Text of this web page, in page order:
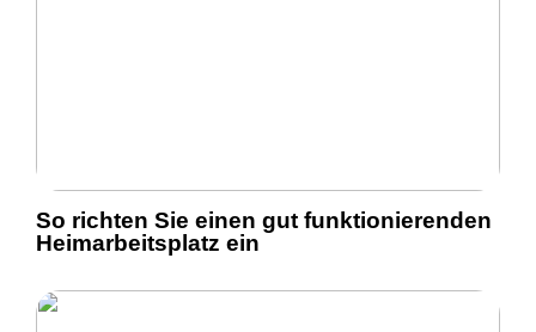
So richten Sie einen gut funktionierenden
Heimarbeitsplatz ein